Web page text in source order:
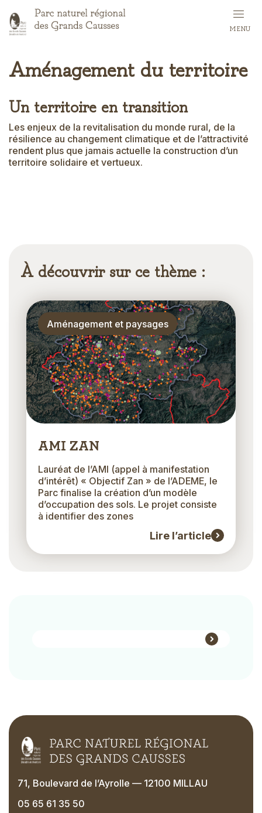
au
contenu
MENU
Aménagement du territoire
Introduction
Un territoire en transition
Les enjeux de la revitalisation du monde rural, de la
résilience au changement climatique et de l’attractivité
rendent plus que jamais actuelle la construction d’un
territoire solidaire et vertueux.
À découvrir sur ce thème :
AMI ZAN
Thématique
Aménagement et paysages
Lauréat de l’AMI (appel à manifestation
d’intérêt) « Objectif Zan » de l’ADEME, le
Parc finalise la création d’un modèle
d’occupation des sols. Le projet consiste
à identifier des zones
Lire l’article
71, Boulevard de l’Ayrolle — 12100 MILLAU
05 65 61 35 50